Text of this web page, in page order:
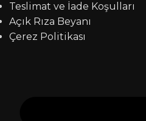
Teslimat ve İade Koşulları
Açık Rıza Beyanı
Çerez Politikası